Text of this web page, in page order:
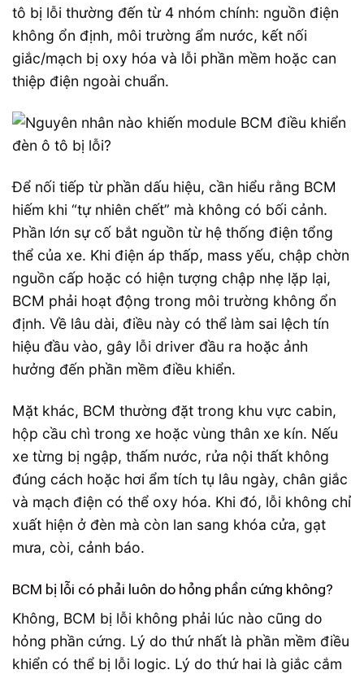
tô bị lỗi thường đến từ 4 nhóm chính: nguồn điện
không ổn định, môi trường ẩm nước, kết nối
giắc/mạch bị oxy hóa và lỗi phần mềm hoặc can
thiệp điện ngoài chuẩn.
Để nối tiếp từ phần dấu hiệu, cần hiểu rằng BCM
hiếm khi “tự nhiên chết” mà không có bối cảnh.
Phần lớn sự cố bắt nguồn từ hệ thống điện tổng
thể của xe. Khi điện áp thấp, mass yếu, chập chờn
nguồn cấp hoặc có hiện tượng chập nhẹ lặp lại,
BCM phải hoạt động trong môi trường không ổn
định. Về lâu dài, điều này có thể làm sai lệch tín
hiệu đầu vào, gây lỗi driver đầu ra hoặc ảnh
hưởng đến phần mềm điều khiển.
Mặt khác, BCM thường đặt trong khu vực cabin,
hộp cầu chì trong xe hoặc vùng thân xe kín. Nếu
xe từng bị ngập, thấm nước, rửa nội thất không
đúng cách hoặc hơi ẩm tích tụ lâu ngày, chân giắc
và mạch điện có thể oxy hóa. Khi đó, lỗi không chỉ
xuất hiện ở đèn mà còn lan sang khóa cửa, gạt
mưa, còi, cảnh báo.
BCM bị lỗi có phải luôn do hỏng phần cứng không?
Không, BCM bị lỗi không phải lúc nào cũng do
hỏng phần cứng. Lý do thứ nhất là phần mềm điều
khiển có thể bị lỗi logic. Lý do thứ hai là giắc cắm